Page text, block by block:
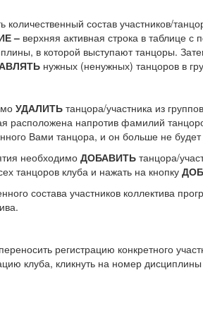
количественный состав участников/
– верхняя активная строка в таблице
в которой выступают танцоры.
нужных (ненужных) танцоров в
УДАЛИТЬ танцора/участника из
расположена напротив фамилий
Вами танцора, и он больше не будет
необходимо ДОБАВИТЬ танцора/
танцоров клуба и нажать на кнопку
состава участников коллектива
регистрацию конкретного
клуба, кликнуть на номер